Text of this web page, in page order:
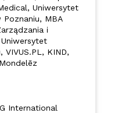
Uniwersytet
MBA
i
KIND,
International